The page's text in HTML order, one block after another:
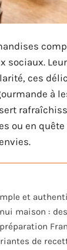
sociaux.
ces
à
ou en
et
maison :
de